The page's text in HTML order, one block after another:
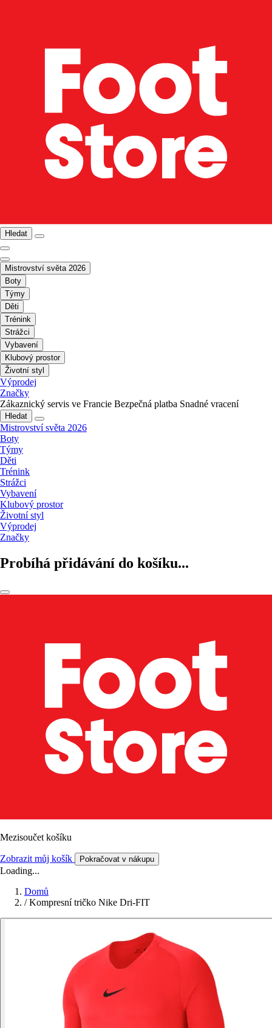
Hledat
Mistrovství světa 2026
Boty
Týmy
Děti
Trénink
Strážci
Vybavení
Klubový prostor
Životní styl
Výprodej
Značky
Zákaznický servis ve Francie Bezpečná platba Snadné vracení
Hledat
Mistrovství světa 2026
Boty
Týmy
Děti
Trénink
Strážci
Vybavení
Klubový prostor
Životní styl
Výprodej
Značky
Probíhá přidávání do košíku...
Mezisoučet košíku
Zobrazit můj košík Pokračovat v nákupu
Loading...
Domů
/ Kompresní tričko Nike Dri-FIT